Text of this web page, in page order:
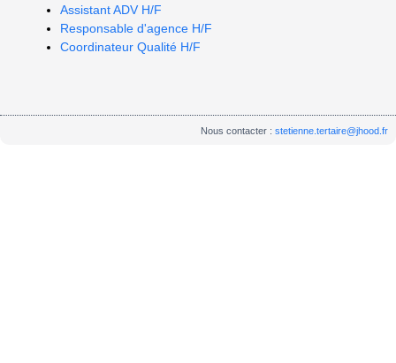
Assistant ADV H/F
Responsable d'agence H/F
Coordinateur Qualité H/F
Nous contacter :stetienne.tertaire@jhood.fr